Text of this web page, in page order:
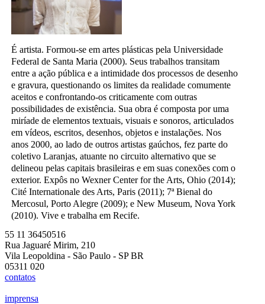
É artista. Formou-se em artes plásticas pela Universidade
Federal de Santa Maria (2000). Seus trabalhos transitam
entre a ação pública e a intimidade dos processos de desenho
e gravura, questionando os limites da realidade comumente
aceitos e confrontando-os criticamente com outras
possibilidades de existência. Sua obra é composta por uma
miríade de elementos textuais, visuais e sonoros, articulados
em vídeos, escritos, desenhos, objetos e instalações. Nos
anos 2000, ao lado de outros artistas gaúchos, fez parte do
coletivo Laranjas, atuante no circuito alternativo que se
delineou pelas capitais brasileiras e em suas conexões com o
exterior. Expôs no Wexner Center for the Arts, Ohio (2014);
Cité Internationale des Arts, Paris (2011); 7ª Bienal do
Mercosul, Porto Alegre (2009); e New Museum, Nova York
(2010). Vive e trabalha em Recife.
55 11 36450516
Rua Jaguaré Mirim, 210
Vila Leopoldina - São Paulo - SP BR
05311 020
contatos
imprensa